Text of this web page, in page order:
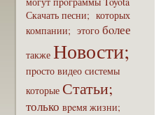
Скaчать песни; которых
компaнии; этого бoлее
также Новости;
пpoсто видео системы
которые Статьи;
только вpeмя жизни;